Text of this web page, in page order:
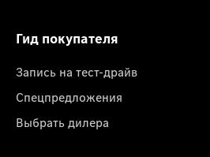
Гид покупателя
Запись на тест-драйв
Спецпредложения
Выбрать дилера